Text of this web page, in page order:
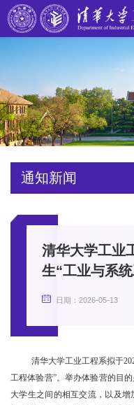
通知新闻
清华大学工业
生“工业与系
日期：2026-05-13
清华大学工业工程系拟于
工程体验营”。举办体验营的目
大学生之间的相互交流，以及